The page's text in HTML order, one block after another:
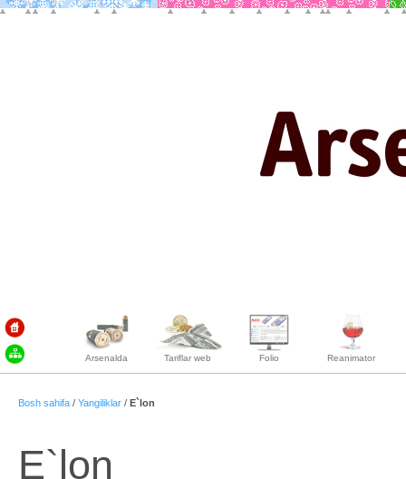
Arsenalda Tariflar web Folio Reanimator
Bosh sahifa / Yangiliklar / E`lon
E`lon